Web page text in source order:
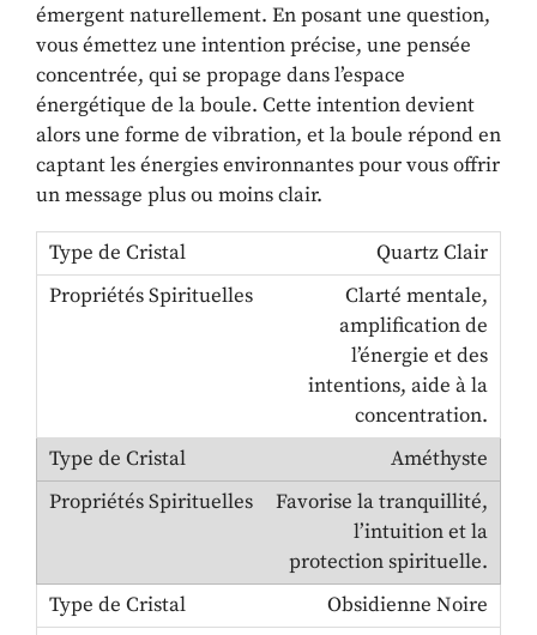
émergent naturellement. En posant une question,
vous émettez une intention précise, une pensée
concentrée, qui se propage dans l’espace
énergétique de la boule. Cette intention devient
alors une forme de vibration, et la boule répond en
captant les énergies environnantes pour vous offrir
un message plus ou moins clair.
Quartz Clair
Clarté mentale,
amplification de
l’énergie et des
intentions, aide à la
concentration.
Améthyste
Favorise la tranquillité,
l’intuition et la
protection spirituelle.
Obsidienne Noire